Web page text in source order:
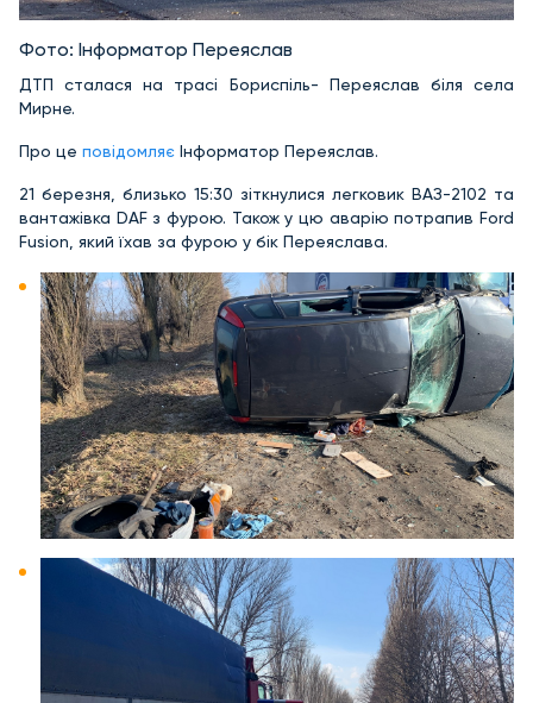
Фото: Інформатор Переяслав
ДТП сталася на трасі Бориспіль- Переяслав біля села
Мирне.
Про це повідомляє Інформатор Переяслав.
21 березня, близько 15:30 зіткнулися легковик ВАЗ-2102 та
вантажівка DAF з фурою. Також у цю аварію потрапив Ford
Fusion, який їхав за фурою у бік Переяслава.